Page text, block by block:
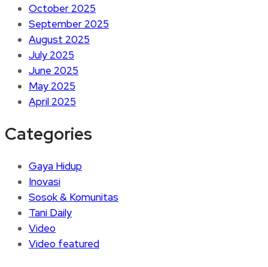
October 2025
September 2025
August 2025
July 2025
June 2025
May 2025
April 2025
Categories
Gaya Hidup
Inovasi
Sosok & Komunitas
Tani Daily
Video
Video featured